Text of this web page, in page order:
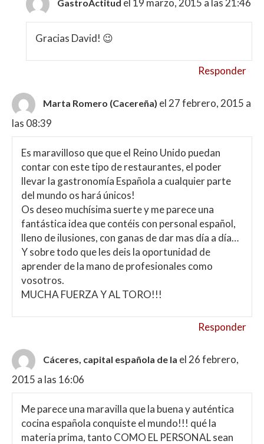
GastroActitud el 19 marzo, 2015 a las 21:46
Gracias David! 😉
Responder
Marta Romero (Cacereña) el 27 febrero, 2015 a
las 08:39
Es maravilloso que que el Reino Unido puedan
contar con este tipo de restaurantes, el poder
llevar la gastronomía Española a cualquier parte
del mundo os hará únicos!
Os deseo muchísima suerte y me parece una
fantástica idea que contéis con personal español,
lleno de ilusiones, con ganas de dar mas día a día…
Y sobre todo que les deis la oportunidad de
aprender de la mano de profesionales como
vosotros.
MUCHA FUERZA Y AL TORO!!!
Responder
Cáceres, capital española de la el 26 febrero,
2015 a las 16:06
Me parece una maravilla que la buena y auténtica
cocina española conquiste el mundo!!! qué la
materia prima, tanto COMO EL PERSONAL sean